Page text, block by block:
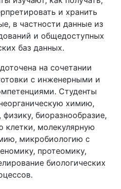
и хранить
в частности данные из
и общедоступных
баз данных.
на сочетании
с инженерными и
Студенты
химию,
биоразнообразие,
клетки, молекулярную
микробиологию с
протеомику,
биологических